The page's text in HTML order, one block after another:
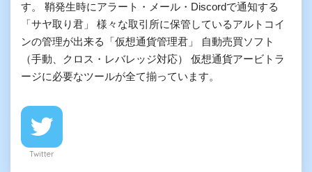
す。 鞘発生時にアラート・メール・Discordで通知する
「サヤ取り君」 様々な取引所に保管しているアルトコイ
ンの管理が出来る「仮想通貨管理君」 自動売買ソフト
（手動、クロス・レバレッジ対応） 仮想通貨アービトラ
ージに必要なツールが全て揃っています。
Twitter